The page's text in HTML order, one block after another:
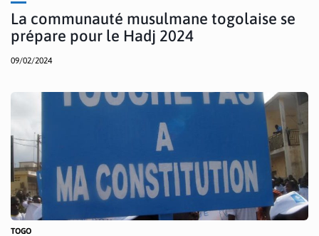
La communauté musulmane togolaise se
prépare pour le Hadj 2024
09/02/2024
TOGO